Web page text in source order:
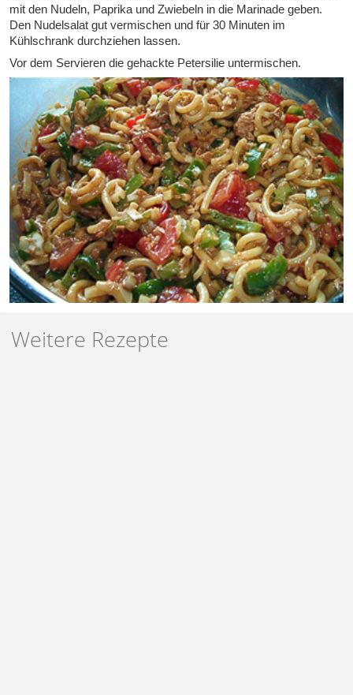
mit den Nudeln, Paprika und Zwiebeln in die Marinade geben.
Den Nudelsalat gut vermischen und für 30 Minuten im
Kühlschrank durchziehen lassen.
Vor dem Servieren die gehackte Petersilie untermischen.
Weitere Rezepte